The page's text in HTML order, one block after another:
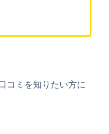
コミを知りたい方に